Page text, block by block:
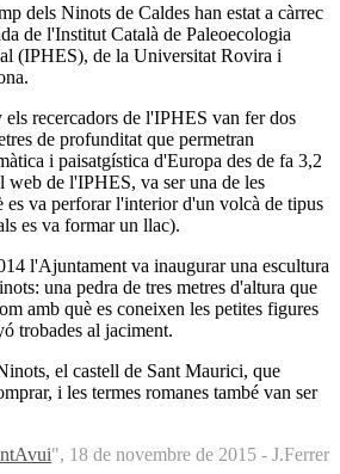
dels Ninots de Caldes han estat a càrrec
de l'Institut Català de Paleoecologia
(IPHES), de la Universitat Rovira i
recercadors de l'IPHES van fer dos
de profunditat que permetran
i paisatgística d'Europa des de fa 3,2
web de l'IPHES, va ser una de les
es va perforar l'interior d'un volcà de tipus
es va formar un llac).
l'Ajuntament va inaugurar una escultura
una pedra de tres metres d'altura que
amb què es coneixen les petites figures
trobades al jaciment.
el castell de Sant Maurici, que
i les termes romanes també van ser
", 18 de novembre de 2015 - J.Ferrer